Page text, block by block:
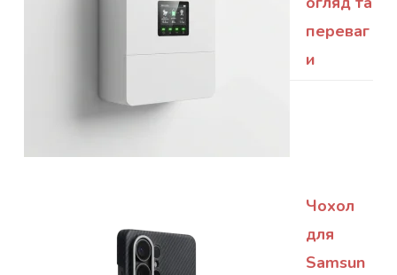
переваг
и
Чохол
для
Samsun